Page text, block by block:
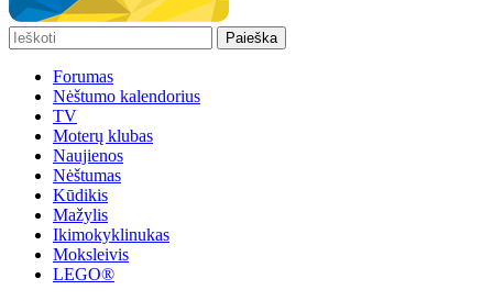
Paieška
Forumas
Nėštumo kalendorius
TV
Moterų klubas
Naujienos
Nėštumas
Kūdikis
Mažylis
Ikimokyklinukas
Moksleivis
LEGO®